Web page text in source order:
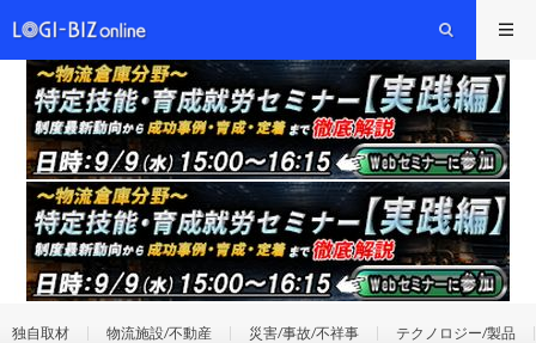
独自取材 物流施設/不動産 災害/事故/不祥事 テクノロジー/製品